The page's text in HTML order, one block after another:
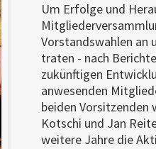
Um Erfolge und
Vorstandswahlen an
traten - nach
zukünftigen
anwesenden
beiden Vorsitzenden
Kotschi und Jan
weitere Jahre die